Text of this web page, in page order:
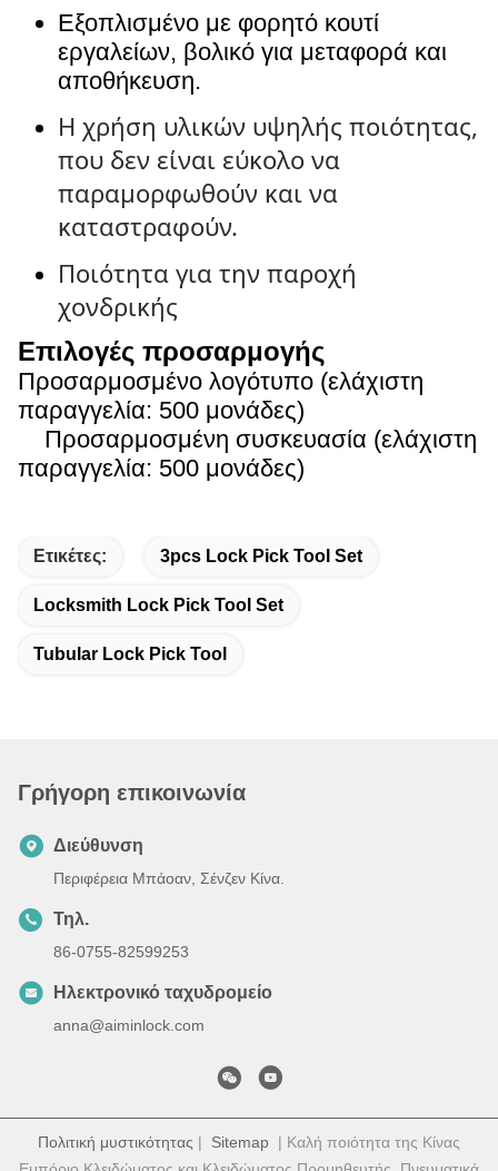
Εξοπλισμένο με φορητό κουτί
εργαλείων, βολικό για μεταφορά και
αποθήκευση.
Η χρήση υλικών υψηλής ποιότητας,
που δεν είναι εύκολο να
παραμορφωθούν και να
καταστραφούν.
Ποιότητα για την παροχή
χονδρικής
Επιλογές προσαρμογής
Προσαρμοσμένο λογότυπο (ελάχιστη
παραγγελία: 500 μονάδες)
Προσαρμοσμένη συσκευασία (ελάχιστη
παραγγελία: 500 μονάδες)
Ετικέτες: 3pcs Lock Pick Tool Set
Locksmith Lock Pick Tool Set
Tubular Lock Pick Tool
Γρήγορη επικοινωνία
Διεύθυνση
Περιφέρεια Μπάοαν, Σένζεν Κίνα.
Τηλ.
86-0755-82599253
Ηλεκτρονικό ταχυδρομείο
anna@aiminlock.com
Πολιτική μυστικότητας | Sitemap | Καλή ποιότητα της Κίνας